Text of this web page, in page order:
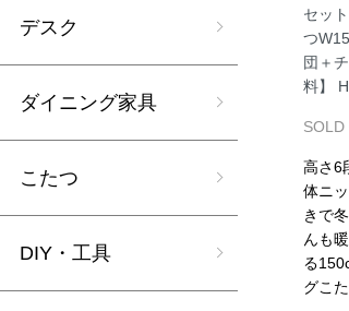
セッ
つ
団＋
料】
SOLD
高さ6
体ニ
きで
んも
る
グこ
デスク
ダイニング家具
こたつ
DIY・工具